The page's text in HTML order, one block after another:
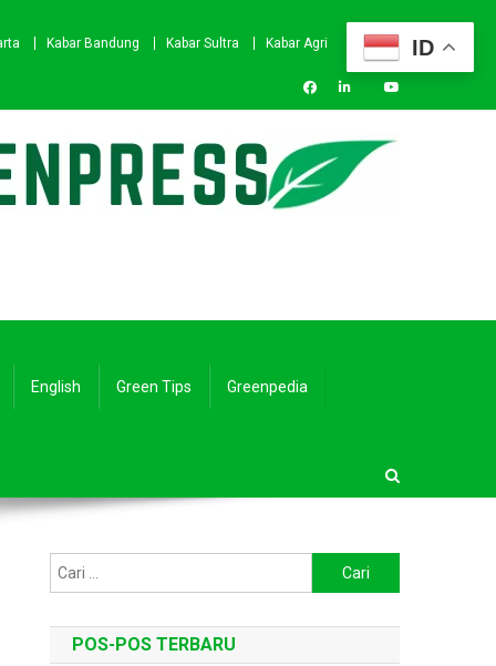
Kabar Bandung Kabar Sultra
Kabar Agri
English Green Tips Greenpedia
untuk:
POS-POS TERBARU
ID